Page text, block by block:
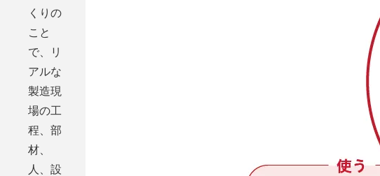
くりの
こと
で、リ
アルな
製造現
場の工
程、部
材、
人、設